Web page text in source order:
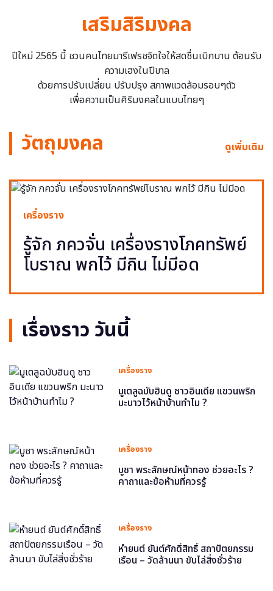
เสริมสิริมงคล
ปีใหม่ 2565 นี้ ชวนคนไทยมารีเฟรชจิตใจให้สดชื่นเบิกบาน ต้อนรับ
ความเฮงในปีขาล
ด้วยการปรับเปลี่ยน ปรับปรุง สภาพแวดล้อมรอบๆตัว
เพื่อความเป็นศิริมงคลในแบบไทยๆ
วัตถุมงคล ดูเพิ่มเติม
เครื่องราง
รู้จัก ภควจั่น เครื่องรางโภคทรัพย์
โบราณ พกไว้ มีกิน ไม่มีอด
เรื่องราว วันนี้
เครื่องราง
มูเตลูฉบับฮินดู ชาวอินเดีย แขวนพริก
มะนาวไว้หน้าบ้านทำไม ?
เครื่องราง
บูชา พระลักษณ์หน้าทอง ช่วยอะไร ?
คาถาและข้อห้ามที่ควรรู้
เครื่องราง
หำยนต์ ยันต์ศักดิ์สิทธิ์ สถาปัตยกรรม
เรือน – วัดล้านนา ขับไล่สิ่งชั่วร้าย